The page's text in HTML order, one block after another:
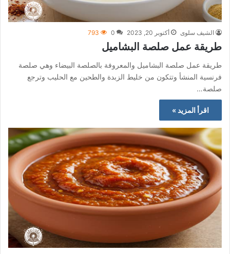
الشيف سلوى أكتوبر 20, 2023 0
793
طريقة عمل صلصة البشاميل
طريقة عمل صلصة البشاميل والمعروفة بالصلصة البيضاء وهي صلصة
فرنسية المنشأ وتتكون من خليط الزبدة والطحين مع الحليب وترجع
صلصة…
اقرأ المزيد »